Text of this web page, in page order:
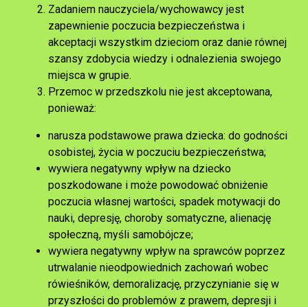
Zadaniem nauczyciela/wychowawcy jest
zapewnienie poczucia bezpieczeństwa i
akceptacji wszystkim dzieciom oraz danie równej
szansy zdobycia wiedzy i odnalezienia swojego
miejsca w grupie.
Przemoc w przedszkolu nie jest akceptowana,
ponieważ:
narusza podstawowe prawa dziecka: do godności
osobistej, życia w poczuciu bezpieczeństwa;
wywiera negatywny wpływ na dziecko
poszkodowane i może powodować obniżenie
poczucia własnej wartości, spadek motywacji do
nauki, depresję, choroby somatyczne, alienację
społeczną, myśli samobójcze;
wywiera negatywny wpływ na sprawców poprzez
utrwalanie nieodpowiednich zachowań wobec
rówieśników, demoralizację, przyczynianie się w
przyszłości do problemów z prawem, depresji i